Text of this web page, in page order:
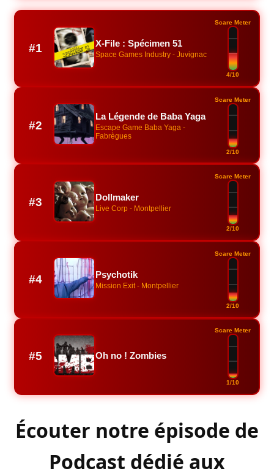
#1 X-File : Spécimen 51
Space Games Industry - Juvignac
Scare Meter
4/10
#2
La Légende de Baba Yaga
Escape Game Baba Yaga -
Fabrègues
Scare Meter
2/10
#3 Dollmaker
Live Corp - Montpellier
Scare Meter
2/10
#4 Psychotik
Mission Exit - Montpellier
Scare Meter
2/10
#5 Oh no ! Zombies
Scare Meter
1/10
Écouter notre épisode de
Podcast dédié aux